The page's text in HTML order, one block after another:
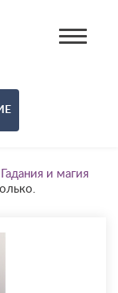
Гадания и магия